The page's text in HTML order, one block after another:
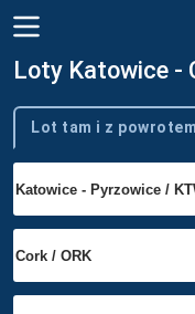
Loty Katowice -
Typ podróży
Lot tam i z powrotem